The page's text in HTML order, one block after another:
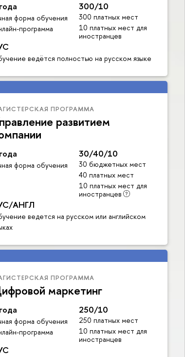
форма обучения
программа
300/10
300 платных мест
10 платных мест для
иностранцев
ведётся полностью на русском языке
ПРОГРАММА
развитием
форма обучения
30/40/10
30 бюджетных мест
40 платных мест
10 платных мест для
иностранцев
АНГЛ
ведется на русском или английском
ПРОГРАММА
маркетинг
форма обучения
программа
250/10
250 платных мест
10 платных мест для
иностранцев